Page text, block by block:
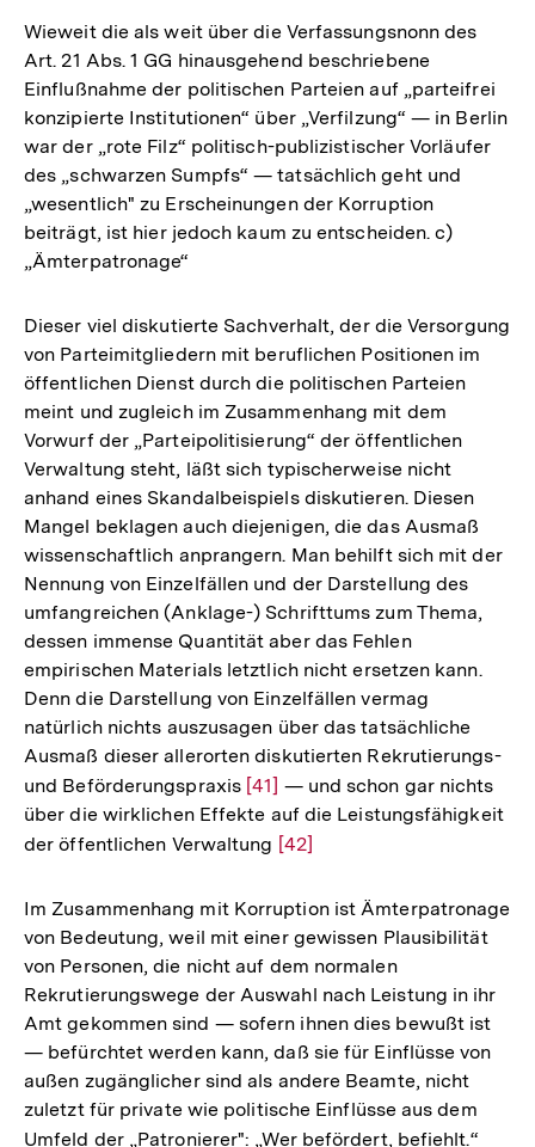
Wieweit die als weit über die Verfassungsnonn des
Art. 21 Abs. 1 GG hinausgehend beschriebene
Einflußnahme der politischen Parteien auf „parteifrei
konzipierte Institutionen“ über „Verfilzung“ — in Berlin
war der „rote Filz“ politisch-publizistischer Vorläufer
des „schwarzen Sumpfs“ — tatsächlich geht und
„wesentlich" zu Erscheinungen der Korruption
beiträgt, ist hier jedoch kaum zu entscheiden. c)
„Ämterpatronage“
Dieser viel diskutierte Sachverhalt, der die Versorgung
von Parteimitgliedern mit beruflichen Positionen im
öffentlichen Dienst durch die politischen Parteien
meint und zugleich im Zusammenhang mit dem
Vorwurf der „Parteipolitisierung“ der öffentlichen
Verwaltung steht, läßt sich typischerweise nicht
anhand eines Skandalbeispiels diskutieren. Diesen
Mangel beklagen auch diejenigen, die das Ausmaß
wissenschaftlich anprangern. Man behilft sich mit der
Nennung von Einzelfällen und der Darstellung des
umfangreichen (Anklage-) Schrifttums zum Thema,
dessen immense Quantität aber das Fehlen
empirischen Materials letztlich nicht ersetzen kann.
Denn die Darstellung von Einzelfällen vermag
natürlich nichts auszusagen über das tatsächliche
Ausmaß dieser allerorten diskutierten Rekrutierungs-
und Beförderungspraxis Zur
Auflösung
der
[41] — und schon gar nichts
über die wirklichen Effekte auf die Leistungsfähigkeit
der öffentlichen Verwaltung Zur
der
Fußnote
[42]
Im Zusammenhang mit Korruption ist Ämterpatronage
von Bedeutung, weil mit einer gewissen Plausibilität
von Personen, die nicht auf dem normalen
Rekrutierungswege der Auswahl nach Leistung in ihr
Amt gekommen sind — sofern ihnen dies bewußt ist
— befürchtet werden kann, daß sie für Einflüsse von
außen zugänglicher sind als andere Beamte, nicht
zuletzt für private wie politische Einflüsse aus dem
Umfeld der „Patronierer": „Wer befördert, befiehlt.“Zur